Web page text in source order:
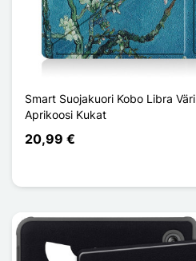
Smart Suojakuori Kobo Libra Väri
Aprikoosi Kukat
20,99 €